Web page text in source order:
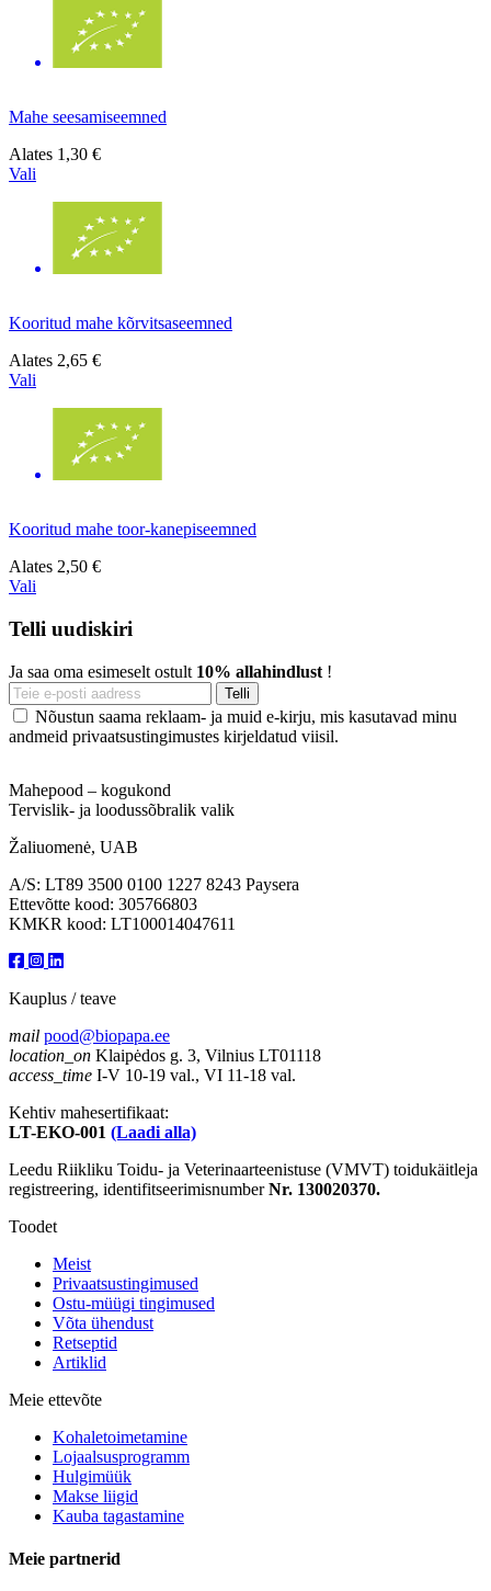
Mahe seesamiseemned
Alates 1,30 €
Vali
Kooritud mahe kõrvitsaseemned
Alates 2,65 €
Vali
Kooritud mahe toor-kanepiseemned
Alates 2,50 €
Vali
Telli uudiskiri
Ja saa oma esimeselt ostult 10% allahindlust !
Nõustun saama reklaam- ja muid e-kirju, mis kasutavad minu
andmeid privaatsustingimustes kirjeldatud viisil.
Mahepood – kogukond
Tervislik- ja loodussõbralik valik
Žaliuomenė, UAB
A/S: LT89 3500 0100 1227 8243 Paysera
Ettevõtte kood: 305766803
KMKR kood: LT100014047611
Kauplus / teave
mail pood@biopapa.ee
location_on Klaipėdos g. 3, Vilnius LT01118
access_time I-V 10-19 val., VI 11-18 val.
Kehtiv mahesertifikaat:
LT-EKO-001 (Laadi alla)
Leedu Riikliku Toidu- ja Veterinaarteenistuse (VMVT) toidukäitleja
registreering, identifitseerimisnumberNr. 130020370.
Toodet
Meist
Privaatsustingimused
Ostu-müügi tingimused
Võta ühendust
Retseptid
Artiklid
Meie ettevõte
Kohaletoimetamine
Lojaalsusprogramm
Hulgimüük
Makse liigid
Kauba tagastamine
Meie partnerid